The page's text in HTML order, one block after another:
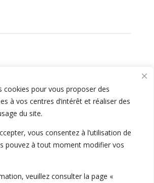
cookies pour vous proposer des
à vos centres d’intérêt et réaliser des
du site.
vous consentez à l’utilisation de
pouvez à tout moment modifier vos
veuillez consulter la page «